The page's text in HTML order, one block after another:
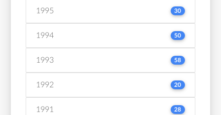
1995 30
1994 50
1993 58
1992 20
1991 28